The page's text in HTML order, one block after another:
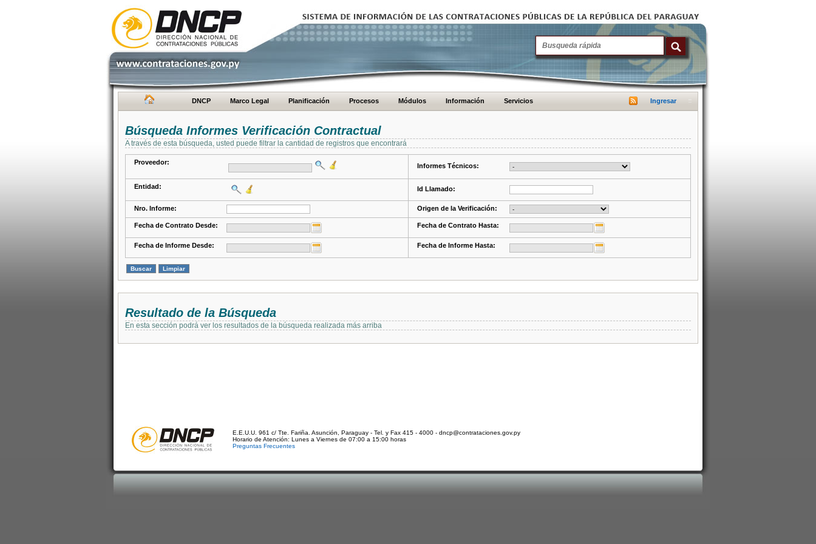
DNCP Marco Legal Planificación Procesos Módulos Información Servicios Ingresar
Búsqueda Informes Verificación Contractual
A través de esta búsqueda, usted puede filtrar la cantidad de registros que encontrará
Proveedor: Informes Técnicos:
Entidad: Id Llamado:
Nro. Informe: Origen de la Verificación:
Fecha de Contrato Desde: Fecha de Contrato Hasta:
Fecha de Informe Desde: Fecha de Informe Hasta:
Resultado de la Búsqueda
En esta sección podrá ver los resultados de la búsqueda realizada más arriba
E.E.U.U. 961 c/ Tte. Fariña. Asunción, Paraguay - Tel. y Fax 415 - 4000 - dncp@contrataciones.gov.py
Horario de Atención: Lunes a Viernes de 07:00 a 15:00 horas
Preguntas Frecuentes